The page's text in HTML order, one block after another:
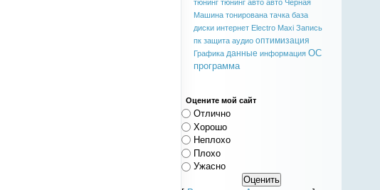
тюнинг тюнинг авто авто Черная
Машина тонирована тачка база
диски интернет Electro Maxi Запись
пк защита аудио оптимизация
Графика данные информация ОС
программа
Оцените мой сайт
Отлично
Хорошо
Неплохо
Плохо
Ужасно